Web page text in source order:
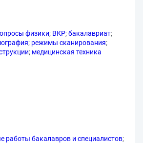
физики; ВКР;бакалавриат;
; режимы сканирования;
; медицинская техника
работы бакалавров и специалистов;